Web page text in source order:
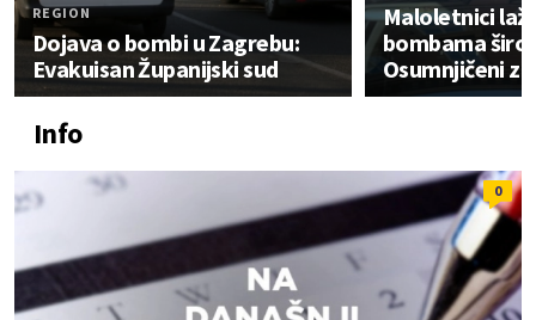
REGION
Dojava o bombi u Zagrebu:
Evakuisan Županijski sud
Maloletnici
bombama
Osumnjičeni
Info
0